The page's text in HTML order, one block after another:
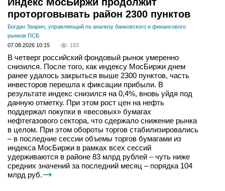
проторговывать район 2300 пунктов
Богдан Зварич, управляющий по анализу банковского и финансового
рынков ПСБ
07.08.2026 10:15
183
В четверг российский фондовый рынок умеренно
снизился. После того, как индексу МосБиржи днем
ранее удалось закрыться выше 2300 пунктов, часть
инвесторов перешла к фиксации прибыли. В
результате индекс снизился на 0,4%, вновь уйдя под
данную отметку. При этом рост цен на нефть
поддержал покупки в «весовых» бумагах
нефтегазового сектора, что сдержало снижение рынка
в целом. При этом обороты торгов стабилизировались
– в последние сессии объемы торгов бумагами из
индекса МосБиржи в рамках всех сессий
удерживаются в районе 83 млрд рублей – чуть ниже
средних значений за последний месяц – порядка 104
млрд руб.